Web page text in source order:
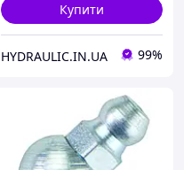
Купити
HYDRAULIC.IN.UA 99%